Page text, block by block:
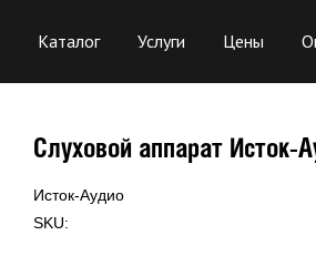
Каталог Услуги Цены
Слуховой аппарат Исток-
Исток-Аудио
SKU: